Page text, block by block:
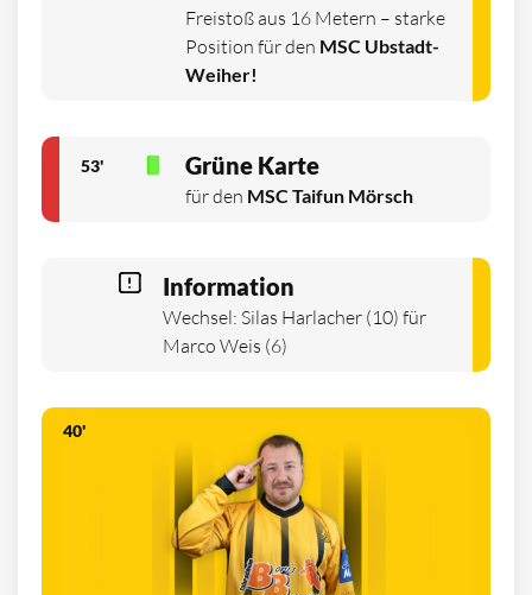
Freistoß aus 16 Metern – starke
Position für den MSC Ubstadt-
Weiher!
53' Grüne Karte
für den MSC Taifun Mörsch
Information
Wechsel: Silas Harlacher (10) für
Marco Weis (6)
40'